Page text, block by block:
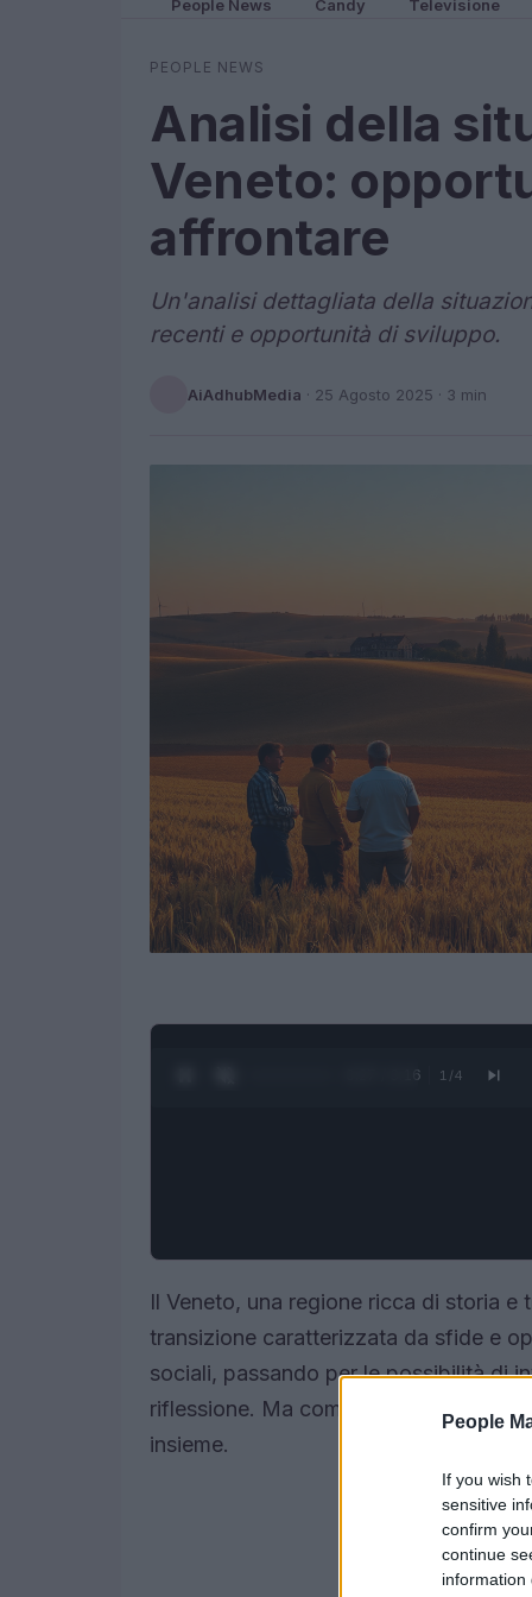
People
If you wish
sensitive
confirm
continue
information
People News Candy Televisione
PEOPLE NEWS
Analisi della
Veneto:
affrontare
Un'analisi dettagliata della
recenti e opportunità di sviluppo.
AiAdhubMedia · 25 Agosto 2025 · 3 min
0:28 / 3:16 1 /4
Il Veneto, una regione ricca di storia
transizione caratterizzata da sfide e
sociali, passando per le possibilità di
riflessione. Ma come evolverà il
insieme.